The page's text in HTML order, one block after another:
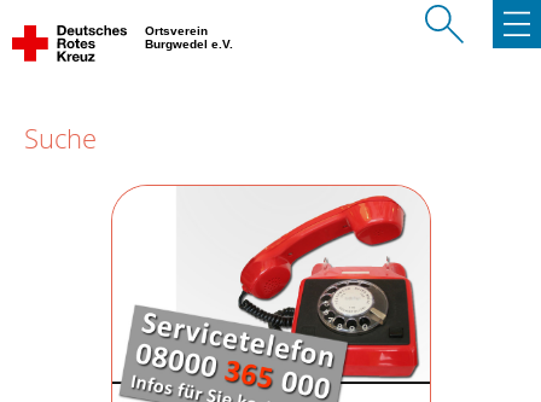
Ortsverein
Burgwedel e.V.
Suche